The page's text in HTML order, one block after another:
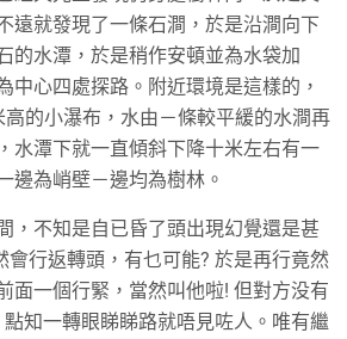
遠就發現了一條石澗，於是沿澗向下
的水潭，於是稍作安頓並為水袋加
中心四處探路。附近環境是這樣的，
的小瀑布，水由－條較平緩的水澗再
水潭下就一直傾斜下降十米左右有一
邊為峭壁－邊均為樹林。
，不知是自已昏了頭出現幻覺還是甚
會行返轉頭，有乜可能? 於是再行竟然
面一個行緊，當然叫他啦! 但對方没有
知一轉眼睇睇路就唔見咗人。唯有繼